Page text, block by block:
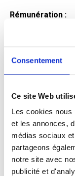
Consentement
Ce site Web
Les cookies nous
et les annonces,
médias sociaux
partageons
notre site avec
publicité et
Rémunération :
Qualifications et
Profil recherché